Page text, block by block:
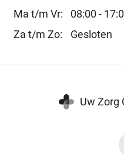
Ma t/m Vr:
08:00 -
Za t/m Zo:
Gesloten
Uw Zorg